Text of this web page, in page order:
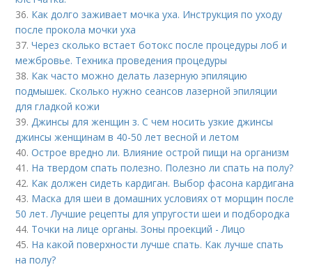
36. Как долго заживает мочка уха. Инструкция по уходу
после прокола мочки уха
37.Через сколько встает ботокс после процедуры лоб и
межбровье. Техника проведения процедуры
38. Как часто можно делать лазерную эпиляцию
подмышек. Сколько нужно сеансов лазерной эпиляции
для гладкой кожи
39.Джинсы для женщин з. С чем носить узкие джинсы
джинсы женщинам в 40-50 лет весной и летом
40.Острое вредно ли. Влияние острой пищи на организм
41. На твердом спать полезно. Полезно ли спать на полу?
42. Как должен сидеть кардиган. Выбор фасона кардигана
43. Маска для шеи в домашних условиях от морщин после
50 лет. Лучшие рецепты для упругости шеи и подбородка
44. Точки на лице органы. Зоны проекций - Лицо
45. На какой поверхности лучше спать. Как лучше спать
на полу?